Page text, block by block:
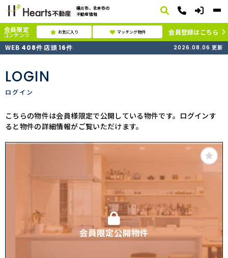
桶川市、北本市の
不動産情報
会員限定
コンテンツ お気に入り マッチング物件
会員登録はこちら
WEB 408件 店頭16件 2026.08.06 更新
LOGIN
ログイン
こちらの物件は会員様限定で公開している物件です。ログインす
ると物件の詳細情報がご覧いただけます。
会員限定公開物件